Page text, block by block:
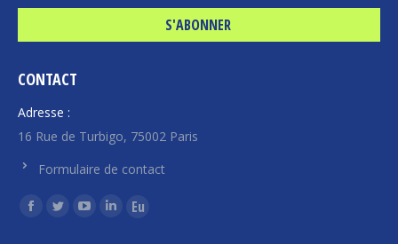
CONTACT
Adresse :
16 Rue de Turbigo, 75002 Paris
Formulaire de contact
Trouvez nous sur :
La
La
La
La
La